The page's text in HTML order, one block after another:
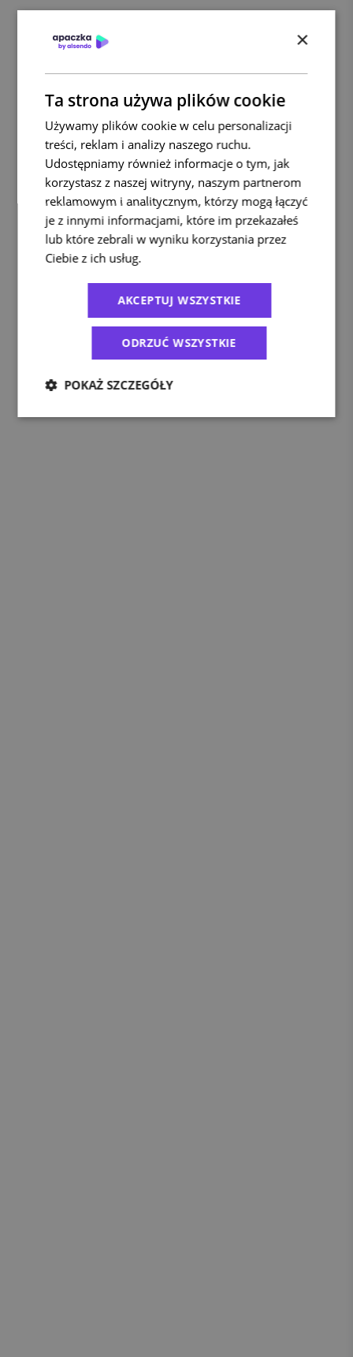
×
Ta strona używa plików cookie
Używamy plików cookie w celu personalizacji
treści, reklam i analizy naszego ruchu.
Udostępniamy również informacje o tym, jak
korzystasz z naszej witryny, naszym partnerom
reklamowym i analitycznym, którzy mogą łączyć
je z innymi informacjami, które im przekazałeś
lub które zebrali w wyniku korzystania przez
Ciebie z ich usług.
AKCEPTUJ WSZYSTKIE
ODRZUĆ WSZYSTKIE
POKAŻ SZCZEGÓŁY